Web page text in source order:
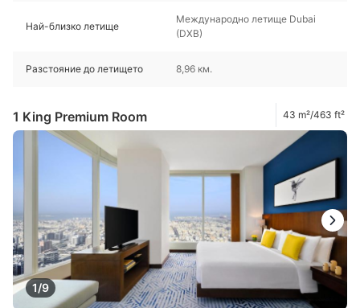
Най-близко летище
Международно летище Dubai
(DXB)
Разстояние до летището 8,96 км.
1 King Premium Room 43 m²/463 ft²
1/9